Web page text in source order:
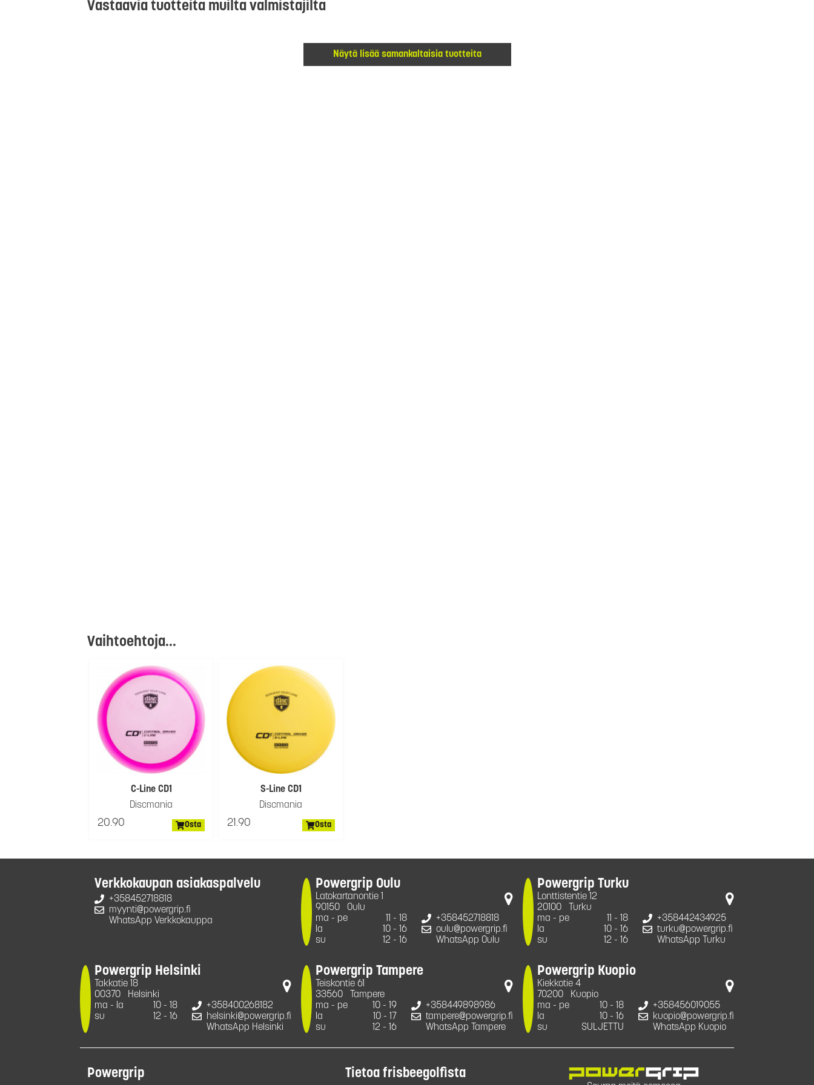
Vastaavia tuotteita muilta valmistajilta
Näytä lisää samankaltaisia tuotteita
Vaihtoehtoja...
C-Line CD1
Discmania
20.90 Osta
S-Line CD1
Discmania
21.90 Osta
Verkkokaupan asiakaspalvelu
+358452718818
myynti@powergrip.fi
WhatsApp Verkkokauppa
Powergrip Oulu
Latokartanontie 1
90150
Oulu
ma - pe
11 - 18
la
10 - 16
su
12 - 16
+358452718818
oulu@powergrip.fi
WhatsApp Oulu
Powergrip Turku
Lonttistentie 12
20100
Turku
ma - pe
11 - 18
la
10 - 16
su
12 - 16
+358442434925
turku@powergrip.fi
WhatsApp Turku
Powergrip Helsinki
Takkatie 18
00370
Helsinki
ma - la
10 - 18
su
12 - 16
+358400268182
helsinki@powergrip.fi
WhatsApp Helsinki
Powergrip Tampere
Teiskontie 61
33560
Tampere
ma - pe
10 - 19
la
10 - 17
su
12 - 16
+358449898986
tampere@powergrip.fi
WhatsApp Tampere
Powergrip Kuopio
Kiekkotie 4
70200
Kuopio
ma - pe
10 - 18
la
10 - 16
su
SULJETTU
+358456019055
kuopio@powergrip.fi
WhatsApp Kuopio
Powergrip Tietoa frisbeegolfista